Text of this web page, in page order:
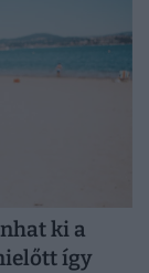
ki a
így